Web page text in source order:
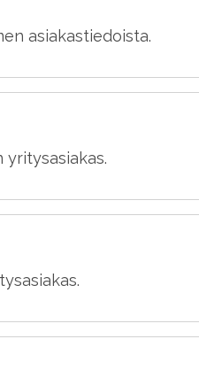
asiakastiedoista.
yritysasiakas.